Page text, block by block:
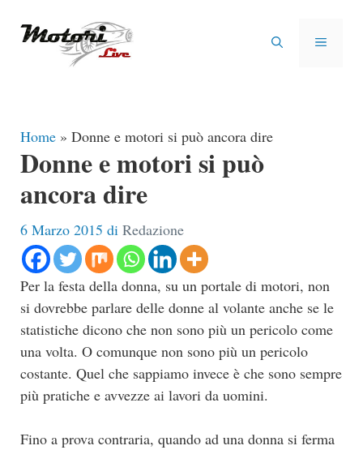
MENU
Home » Donne e motori si può ancora dire
Donne e motori si può
ancora dire
6 Marzo 2015 di Redazione
Per la festa della donna, su un portale di motori, non
si dovrebbe parlare delle donne al volante anche se le
statistiche dicono che non sono più un pericolo come
una volta. O comunque non sono più un pericolo
costante. Quel che sappiamo invece è che sono sempre
più pratiche e avvezze ai lavori da uomini.
Fino a prova contraria, quando ad una donna si ferma